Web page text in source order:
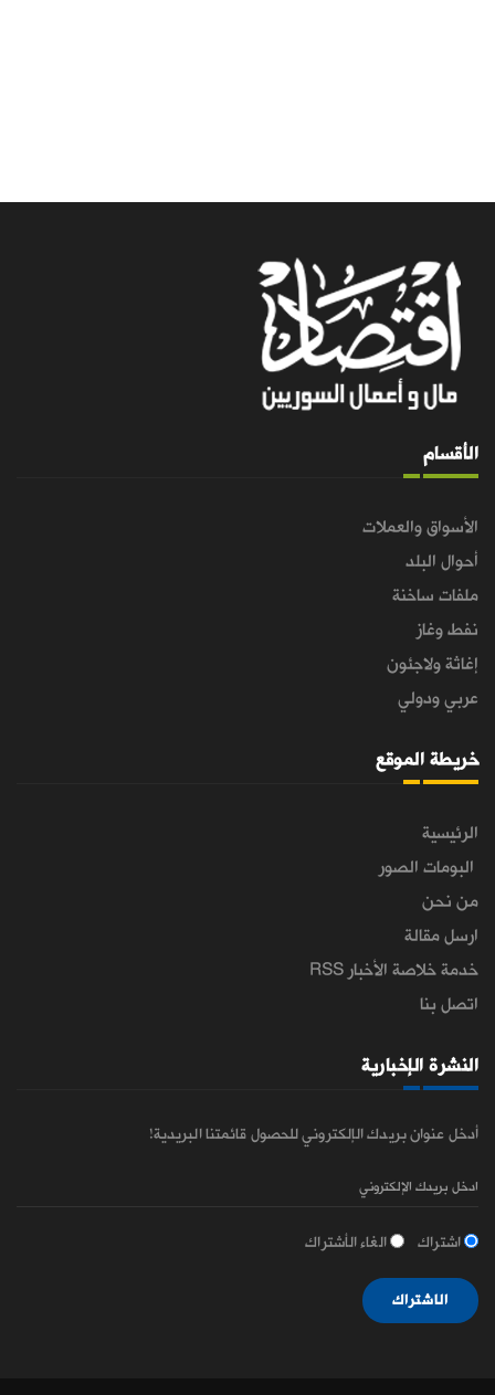
الأقسام
الأسواق والعملات
أحوال البلد
ملفات ساخنة
نفط وغاز
إغاثة ولاجئون
عربي ودولي
خريطة الموقع
الرئيسية
البومات الصور
من نحن
ارسل مقالة
خدمة خلاصة الأخبار RSS
اتصل بنا
النشرة الإخبارية
أدخل عنوان بريدك الإلكتروني للحصول قائمتنا البريدية!
اشتراك الغاء الأشتراك
الاشتراك